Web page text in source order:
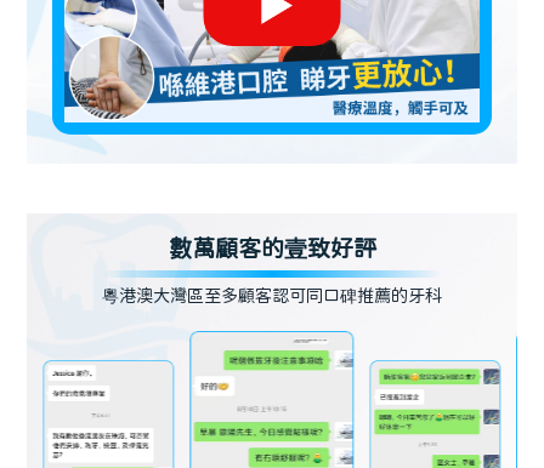
數萬顧客的壹致好評
粵港澳大灣區至多顧客認可同口碑推薦的牙科